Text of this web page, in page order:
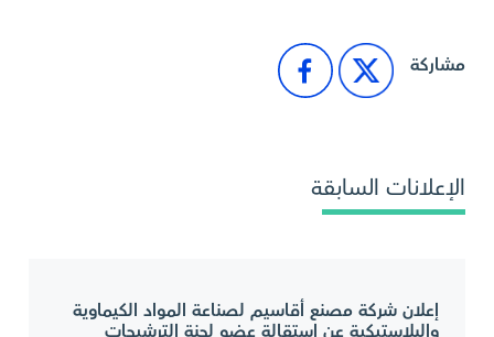
مشاركة
الإعلانات السابقة
إعلان شركة مصنع أقاسيم لصناعة المواد الكيماوية